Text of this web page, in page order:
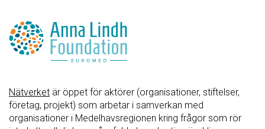
Nätverket är öppet för aktörer (organisationer, stiftelser,
företag, projekt) som arbetar i samverkan med
organisationer i Medelhavsregionen kring frågor som rör